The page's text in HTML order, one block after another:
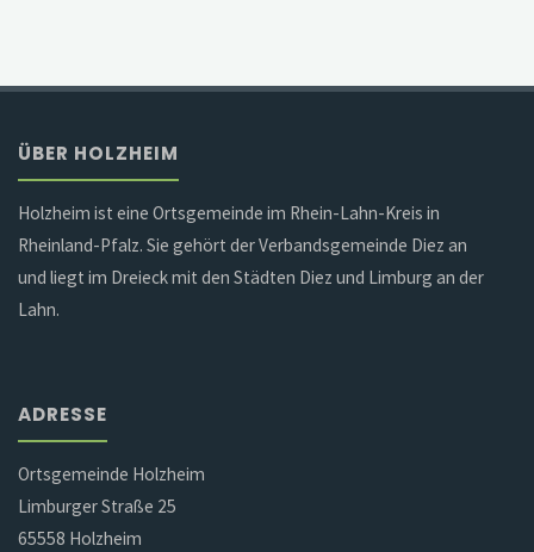
ÜBER HOLZHEIM
Holzheim ist eine Ortsgemeinde im Rhein-Lahn-Kreis in
Rheinland-Pfalz. Sie gehört der Verbandsgemeinde Diez an
und liegt im Dreieck mit den Städten Diez und Limburg an der
Lahn.
ADRESSE
Ortsgemeinde Holzheim
Limburger Straße 25
65558 Holzheim